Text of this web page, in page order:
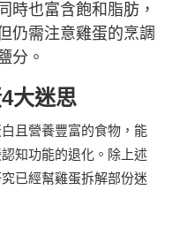
時也富含飽和脂肪，
仍需注意雞蛋的烹調
分。
大迷思
且營養豐富的食物，能
知功能的退化。除上述
已經幫雞蛋拆解部份迷